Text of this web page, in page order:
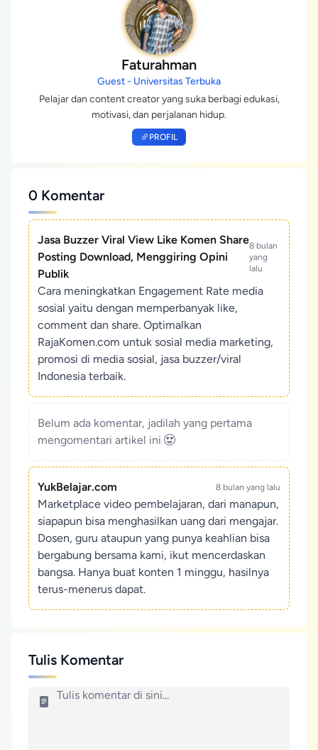
Faturahman
Guest - Universitas Terbuka
Pelajar dan content creator yang suka berbagi edukasi,
motivasi, dan perjalanan hidup.
PROFIL
0 Komentar
Jasa Buzzer Viral View Like Komen Share
Posting Download, Menggiring Opini
Publik
8 bulan
yang
lalu
Cara meningkatkan Engagement Rate media
sosial yaitu dengan memperbanyak like,
comment dan share. Optimalkan
RajaKomen.com untuk sosial media marketing,
promosi di media sosial, jasa buzzer/viral
Indonesia terbaik.
Belum ada komentar, jadilah yang pertama
mengomentari artikel ini
YukBelajar.com 8 bulan yang lalu
Marketplace video pembelajaran, dari manapun,
siapapun bisa menghasilkan uang dari mengajar.
Dosen, guru ataupun yang punya keahlian bisa
bergabung bersama kami, ikut mencerdaskan
bangsa. Hanya buat konten 1 minggu, hasilnya
terus-menerus dapat.
Tulis Komentar